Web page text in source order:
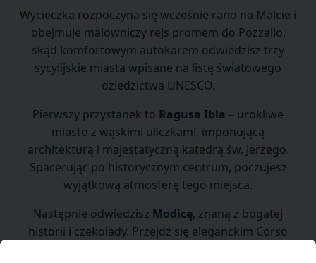
Wycieczka rozpoczyna się wcześnie rano na Malcie i
obejmuje malowniczy rejs promem do Pozzallo,
skąd komfortowym autokarem odwiedzisz trzy
sycylijskie miasta wpisane na listę światowego
dziedzictwa UNESCO.
Pierwszy przystanek to Ragusa Ibla – urokliwe
miasto z wąskimi uliczkami, imponującą
architekturą i majestatyczną katedrą św. Jerzego.
Spacerując po historycznym centrum, poczujesz
wyjątkową atmosferę tego miejsca.
Następnie odwiedzisz Modicę, znaną z bogatej
historii i czekolady. Przejdź się eleganckim Corso